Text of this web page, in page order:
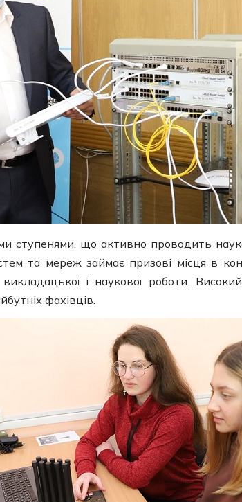
ступенями, що активно проводить
та мереж займає призові місця в
викладацької і наукової роботи.
фахівців.